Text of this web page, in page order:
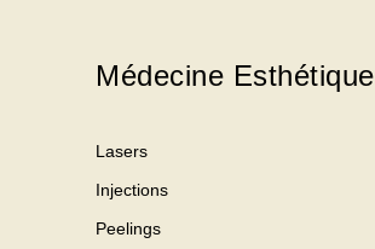
Médecine Esthétique
Lasers
Injections
Peelings